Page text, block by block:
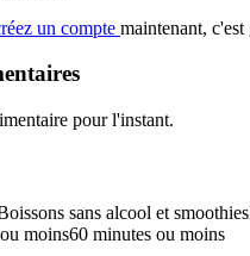
un compte maintenant, c'est
pour l'instant.
sans alcool et smoothies
moins60 minutes ou moins